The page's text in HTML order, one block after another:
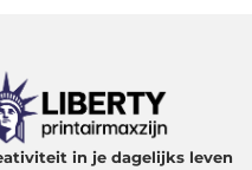
in je dagelijks leven